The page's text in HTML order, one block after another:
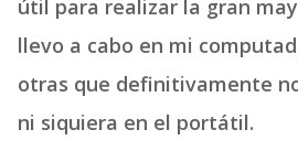
útil para realizar la gran
llevo a cabo en mi
otras que definitivamente
ni siquiera en el portátil.